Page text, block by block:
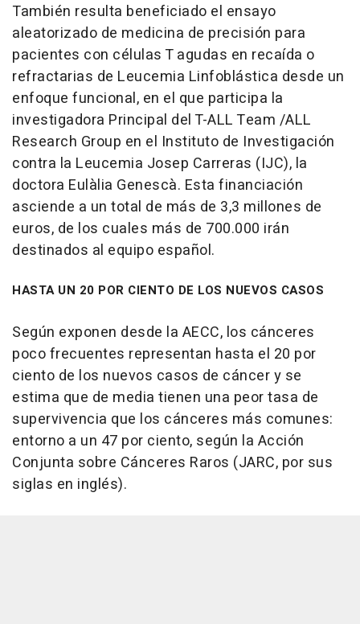
También resulta beneficiado el ensayo
aleatorizado de medicina de precisión para
pacientes con células T agudas en recaída o
refractarias de Leucemia Linfoblástica desde un
enfoque funcional, en el que participa la
investigadora Principal del T-ALL Team /ALL
Research Group en el Instituto de Investigación
contra la Leucemia Josep Carreras (IJC), la
doctora Eulàlia Genescà. Esta financiación
asciende a un total de más de 3,3 millones de
euros, de los cuales más de 700.000 irán
destinados al equipo español.
HASTA UN 20 POR CIENTO DE LOS NUEVOS CASOS
Según exponen desde la AECC, los cánceres
poco frecuentes representan hasta el 20 por
ciento de los nuevos casos de cáncer y se
estima que de media tienen una peor tasa de
supervivencia que los cánceres más comunes:
entorno a un 47 por ciento, según la Acción
Conjunta sobre Cánceres Raros (JARC, por sus
siglas en inglés).